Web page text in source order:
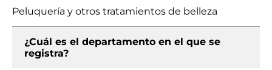
Peluquería y otros tratamientos de belleza
¿Cuál es el departamento en el que se
registra?